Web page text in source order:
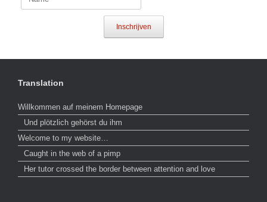
Inschrijven
Translation
Willkommen auf meinem Homepage
Und plötzlich gehörst du ihm
Welcome to my website…
Caught in the web of a pimp
Her tutor crossed the border between attention and love